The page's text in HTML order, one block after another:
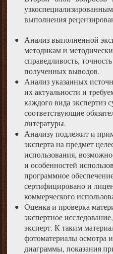
выполнения
Анализ выполненной
методикам и
справедливость,
полученных выводов.
Анализ указанных
их актуальности и
каждого вида экспертиз
соответствующие
литературы.
Анализу подлежит и
эксперта на предмет
использования,
и особенностей
программное
сертифицировано и
коммерческого
Оценка и проверка
экспертное
эксперт. К таким
фотоматериалы осмотра
диаграммы, показания